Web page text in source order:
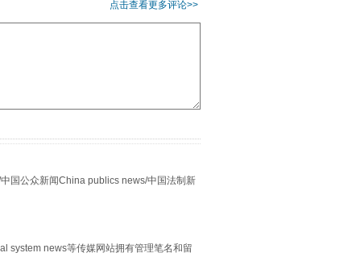
点击查看更多评论>>
国公众新闻China publics news/中国法制新
system news等传媒网站拥有管理笔名和留